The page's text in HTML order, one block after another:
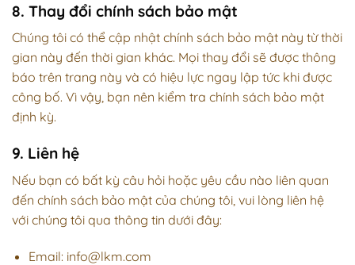
8. Thay đổi chính sách bảo mật
Chúng tôi có thể cập nhật chính sách bảo mật này từ thời
gian này đến thời gian khác. Mọi thay đổi sẽ được thông
báo trên trang này và có hiệu lực ngay lập tức khi được
công bố. Vì vậy, bạn nên kiểm tra chính sách bảo mật
định kỳ.
9. Liên hệ
Nếu bạn có bất kỳ câu hỏi hoặc yêu cầu nào liên quan
đến chính sách bảo mật của chúng tôi, vui lòng liên hệ
với chúng tôi qua thông tin dưới đây:
Email: info@lkm.com